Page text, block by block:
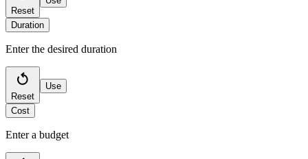
Reset
Duration
Enter the desired duration
Reset
Use
Cost
Enter a budget